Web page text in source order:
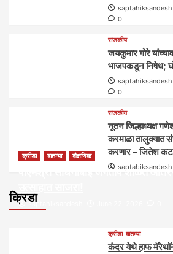
saptahiksandesh
0
राजकीय
जयकुमार गोरे
भाजपकडून निषेध;
saptahiksandesh
0
राजकीय
नूतन जिल्हाध्यक्ष
करमाळा तालुक्यात
करणार – जितेश
saptahiksandesh
क्रिडा
क्रीडा बातम्या शैक्षणिक
पीएमश्री साधनाबाई जगताप शाळेत
saptahiksandesh
क्रीडा बातम्या
कंदर येथे हाफ